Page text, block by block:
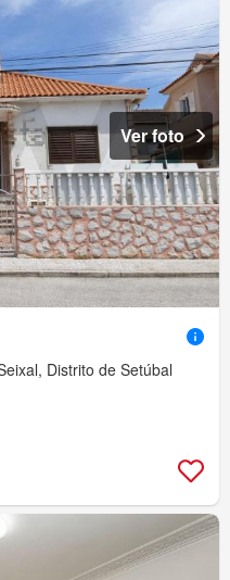
Ver foto
Distrito de Setúbal